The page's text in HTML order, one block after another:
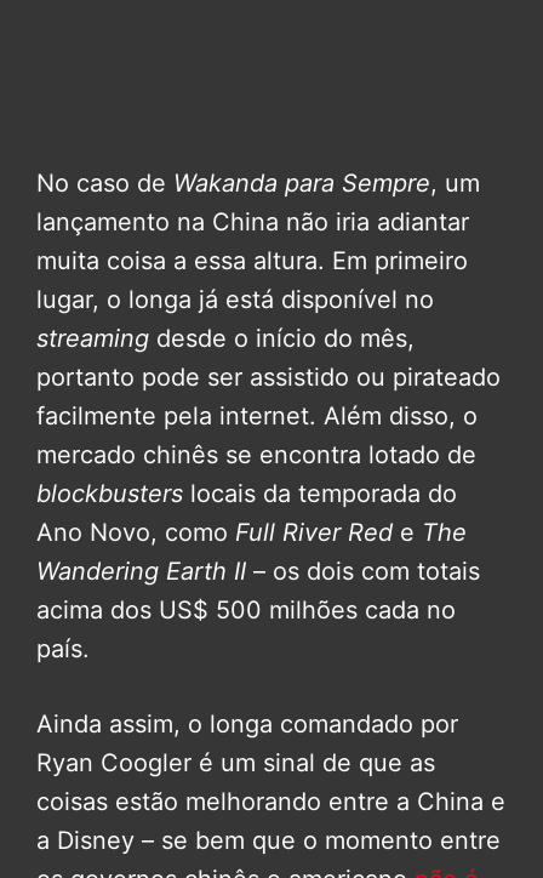
No caso de Wakanda para Sempre, um
lançamento na China não iria adiantar
muita coisa a essa altura. Em primeiro
lugar, o longa já está disponível no
streaming desde o início do mês,
portanto pode ser assistido ou pirateado
facilmente pela internet. Além disso, o
mercado chinês se encontra lotado de
blockbusters locais da temporada do
Ano Novo, como Full River Red e The
Wandering Earth II – os dois com totais
acima dos US$ 500 milhões cada no
país.
Ainda assim, o longa comandado por
Ryan Coogler é um sinal de que as
coisas estão melhorando entre a China e
a Disney – se bem que o momento entre